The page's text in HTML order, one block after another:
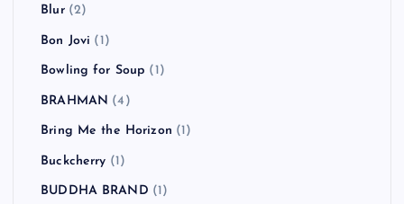
Blur(2)
Bon Jovi (1)
Bowling for Soup (1)
BRAHMAN (4)
Bring Me the Horizon (1)
Buckcherry (1)
BUDDHA BRAND (1)